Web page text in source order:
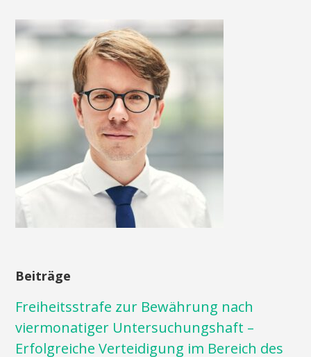
Beiträge
Freiheitsstrafe zur Bewährung nach
viermonatiger Untersuchungshaft –
Erfolgreiche Verteidigung im Bereich des